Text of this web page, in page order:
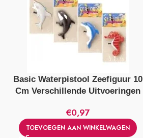
Basic Waterpistool Zeefiguur 10
Cm Verschillende Uitvoeringen
€0,97
TOEVOEGEN AAN WINKELWAGEN